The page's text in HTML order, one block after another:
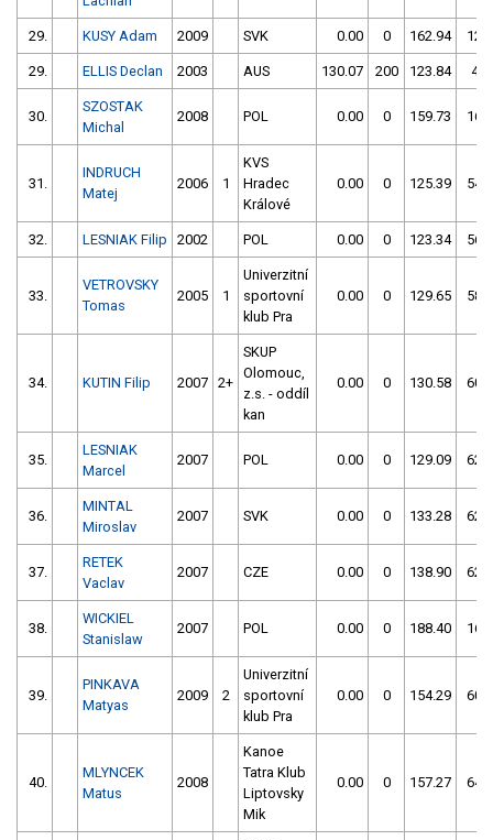
29. KUSY Adam 2009 SVK 0.00 0 162.94 12
29. ELLIS Declan 2003 AUS 130.07 200 123.84 4
30.
SZOSTAK
Michal
2008 POL 0.00 0 159.73 16
31.
INDRUCH
Matej
2006 1
KVS
Hradec
Králové
0.00 0 125.39 54
32. LESNIAK Filip 2002 POL 0.00 0 123.34 56
33.
VETROVSKY
Tomas
2005 1
Univerzitní
sportovní
klub Pra
0.00 0 129.65 58
34. KUTIN Filip 2007 2+
SKUP
Olomouc,
z.s. - oddíl
kan
0.00 0 130.58 60
35.
LESNIAK
Marcel
2007 POL 0.00 0 129.09 62
36.
MINTAL
Miroslav
2007 SVK 0.00 0 133.28 62
37.
RETEK
Vaclav
2007 CZE 0.00 0 138.90 62
38.
WICKIEL
Stanislaw
2007 POL 0.00 0 188.40 16
39.
PINKAVA
Matyas
2009 2
Univerzitní
sportovní
klub Pra
0.00 0 154.29 60
40.
MLYNCEK
Matus
2008
Kanoe
Tatra Klub
Liptovsky
Mik
0.00 0 157.27 64